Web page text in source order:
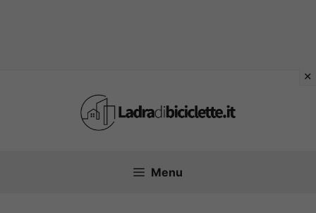
Menu